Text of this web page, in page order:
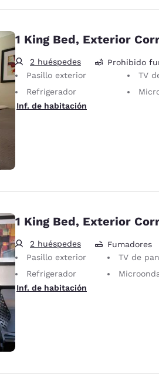
1 King Bed, Exterior
2 huéspedes
Prohibido
Pasillo exterior
TV de
Refrigerador
Inf. de habitación
1 King Bed, Exterior
2 huéspedes
Fumadores
Pasillo exterior
TV de
Refrigerador
Inf. de habitación